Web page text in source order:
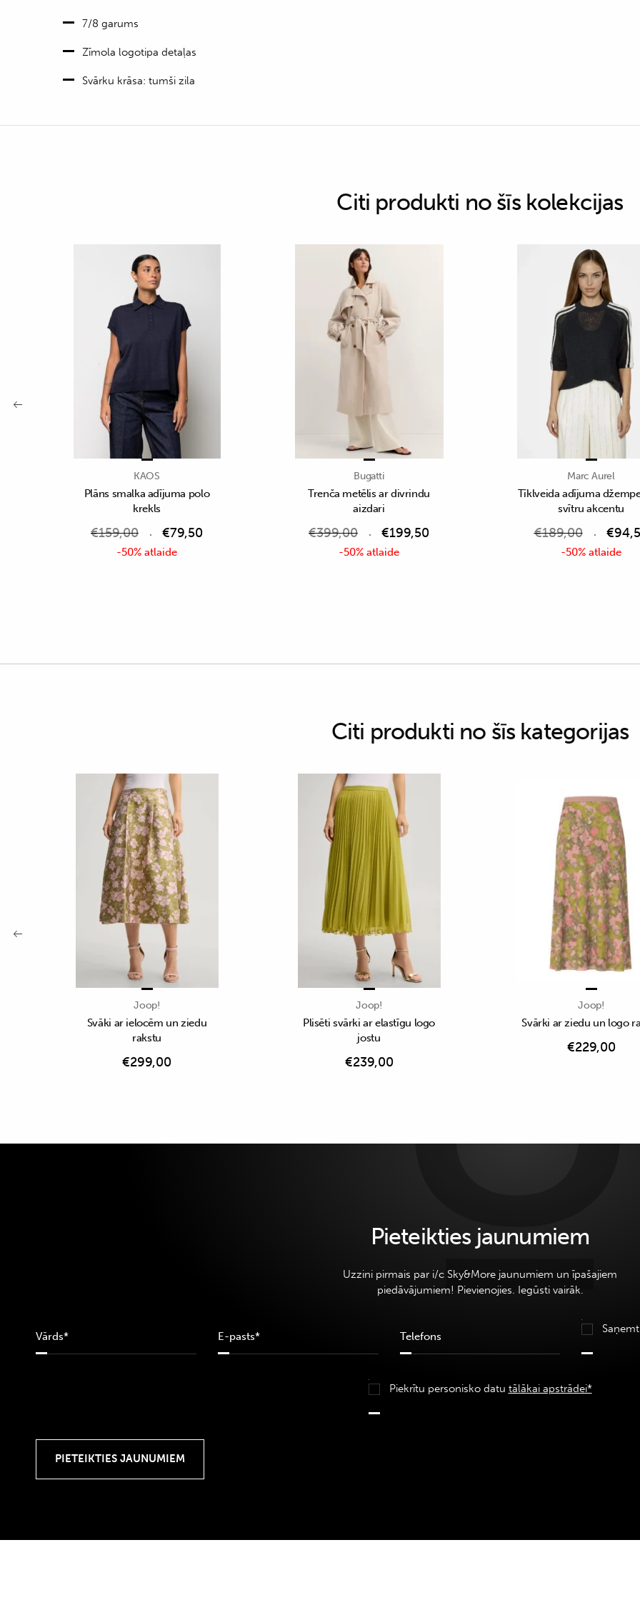
7/8 garums
Zīmola logotipa detaļas
Svārku krāsa: tumši zila
Citi produkti no šīs kolekcijas
KAOS
Plāns smalka adījuma polo
krekls
€159,00 €79,50
-50% atlaide
Bugatti
Trenča metēlis ar divrindu
aizdari
€399,00 €199,50
-50% atlaide
Marc Aurel
Tīklveida adījuma
svītru akcentu
€189,00 €
-50% atlaide
Citi produkti no šīs kategorijas
Joop!
Svāki ar ielocēm un ziedu
rakstu
€299,00
Joop!
Plisēti svārki ar elastīgu logo
jostu
€239,00
Joop!
Svārki ar ziedu un logo
€229,00
Pieteikties jaunumiem
Uzzini pirmais par i/c Sky&More jaunumiem un īpašajiem
piedāvājumiem! Pievienojies. Iegūsti vairāk.
Piekrītu personisko datu tālākai apstrādei*